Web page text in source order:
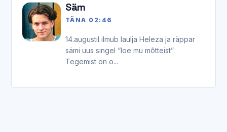
TÄNA 02:46
Säm
14.augustil ilmub laulja Heleza ja räppar
sämi uus singel “loe mu mõtteist”.
Tegemist on o...